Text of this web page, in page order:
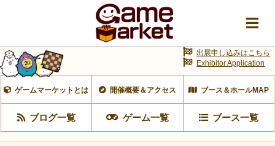
ゲームマーケットとは 開催概要＆アクセス ブース＆ホールMAP
ブログ一覧 ゲーム一覧 ブース一覧
出展申し込みはこちら
Exhibitor Application